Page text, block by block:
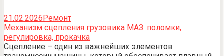
21.02.2026Ремонт
Механизм сцепления грузовика МАЗ: поломки,
регулировка, прокачка
Сцепление – один из важнейших элементов